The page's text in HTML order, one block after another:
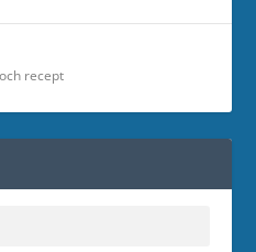
recept